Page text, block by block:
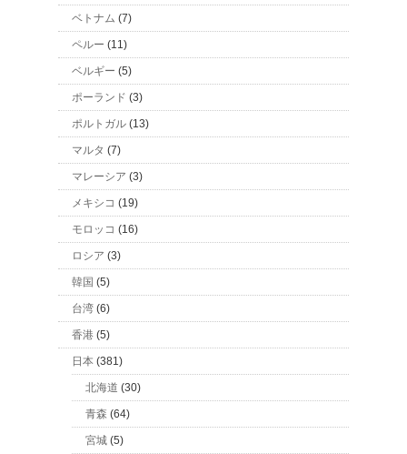
ベトナム (7)
ペルー (11)
ベルギー (5)
ポーランド (3)
ポルトガル (13)
マルタ (7)
マレーシア (3)
メキシコ (19)
モロッコ (16)
ロシア (3)
韓国 (5)
台湾 (6)
香港 (5)
日本 (381)
北海道 (30)
青森 (64)
宮城 (5)